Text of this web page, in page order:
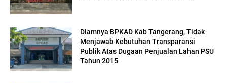
Diamnya BPKAD Kab Tangerang, Tidak
Menjawab Kebutuhan Transparansi
Publik Atas Dugaan Penjualan Lahan PSU
Tahun 2015